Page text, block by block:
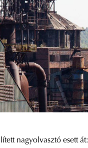
nagyolvasztó esett át: